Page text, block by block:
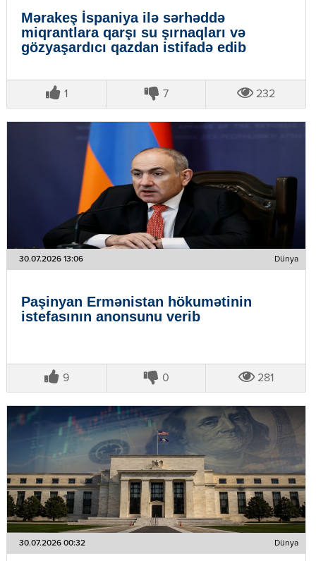
Mərakeş İspaniya ilə sərhəddə
miqrantlara qarşı su şırnaqları və
gözyaşardıcı qazdan istifadə edib
1 7 232
30.07.2026 13:06 Dünya
Paşinyan Ermənistan hökumətinin
istefasının anonsunu verib
9 0 281
30.07.2026 00:32 Dünya